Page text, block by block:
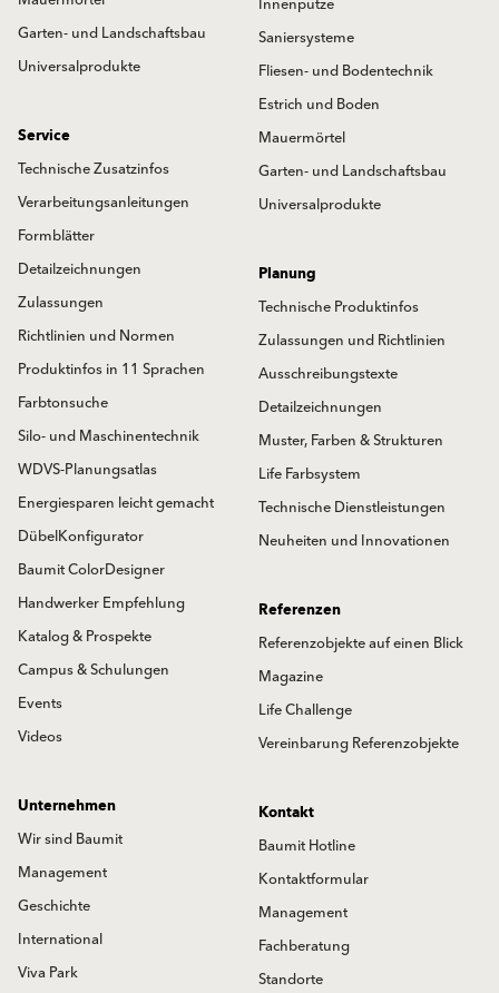
Garten- und Landschaftsbau
Universalprodukte
Saniersysteme
Fliesen- und Bodentechnik
Estrich und Boden
Mauermörtel
Garten- und Landschaftsbau
Universalprodukte
Service
Technische Zusatzinfos
Verarbeitungsanleitungen
Formblätter
Detailzeichnungen
Zulassungen
Richtlinien und Normen
Produktinfos in 11 Sprachen
Farbtonsuche
Silo- und Maschinentechnik
WDVS-Planungsatlas
Energiesparen leicht gemacht
DübelKonfigurator
Baumit ColorDesigner
Handwerker Empfehlung
Katalog & Prospekte
Campus & Schulungen
Events
Videos
Planung
Technische Produktinfos
Zulassungen und Richtlinien
Ausschreibungstexte
Detailzeichnungen
Muster, Farben & Strukturen
Life Farbsystem
Technische Dienstleistungen
Neuheiten und Innovationen
Referenzen
Referenzobjekte auf einen Blick
Magazine
Life Challenge
Vereinbarung Referenzobjekte
Unternehmen
Wir sind Baumit
Management
Geschichte
International
Viva Park
Kontakt
Baumit Hotline
Kontaktformular
Management
Fachberatung
Standorte